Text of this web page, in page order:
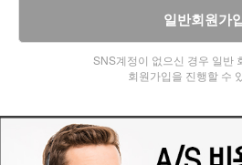
일반회원가
SNS계정이 없으신 경우 일반
회원가입을 진행할 수